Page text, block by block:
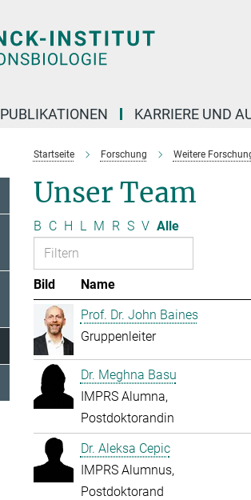
PUBLIKATIONEN KARRIERE UND
Startseite Forschung Weitere
Unser Team
B C H L M R S V Alle
Bild Name
Prof. Dr. John Baines
Gruppenleiter
Dr. Meghna Basu
IMPRS Alumna,
Postdoktorandin
Dr. Aleksa Cepic
IMPRS Alumnus,
Postdoktorand